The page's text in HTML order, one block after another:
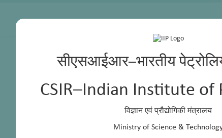
सीएसआईआर–भारतीय
CSIR–Indian Institute of
विज्ञान एवं प्रौद्योगिकी मंत्रालय
Ministry of Science &